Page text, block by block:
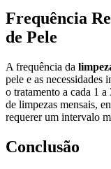
Frequência
de Pele
A frequência da
pele e as
o tratamento a cada 1 a
de limpezas mensais,
requerer um intervalo
Conclusão